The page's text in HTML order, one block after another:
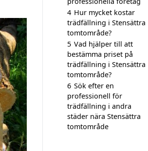
4 Hur mycket kostar
trädfällning i Stensättra
tomtområde?
5 Vad hjälper till att
bestämma priset på
trädfällning i Stensättra
tomtområde?
6 Sök efter en
professionell för
trädfällning i andra
städer nära Stensättra
tomtområde